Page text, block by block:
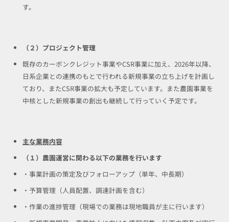
す。
（２）プロジェクト管理
既存のカーボンクレジット事業やCSR事業に加え、2026年以降、
日系企業との連携のもとで行われる新規事業の立ち上げを計画し
ており、またCSR事業の拡大も予定しています。また農園事業を
中核とした新規事業の創出も継続して行っていく予定です。
主な業務内容
（１）農園運営に関わる以下の業務を行います
・事業計画の策定及びフォローアップ（単年、中長期）
・予算管理（人員配置、調達計画を含む）
・作業の進捗管理（現場での業務は現地職員が主に行います）